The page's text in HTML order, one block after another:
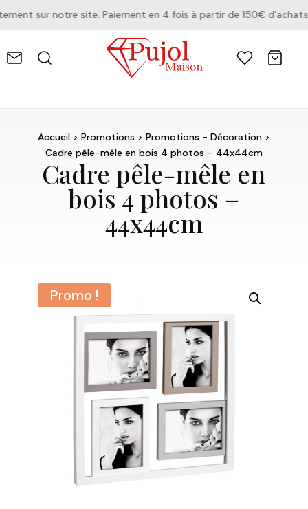
sur notre site. Paiement en 4 fois à partir de 150€ d'achats.
Accueil> Promotions > Promotions - Décoration>
Cadre pêle-mêle en bois 4 photos – 44x44cm
Cadre pêle-mêle en
bois 4 photos –
44x44cm
Promo !